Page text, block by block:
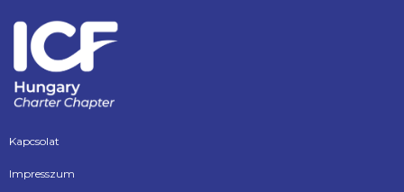
Kapcsolat
Impresszum